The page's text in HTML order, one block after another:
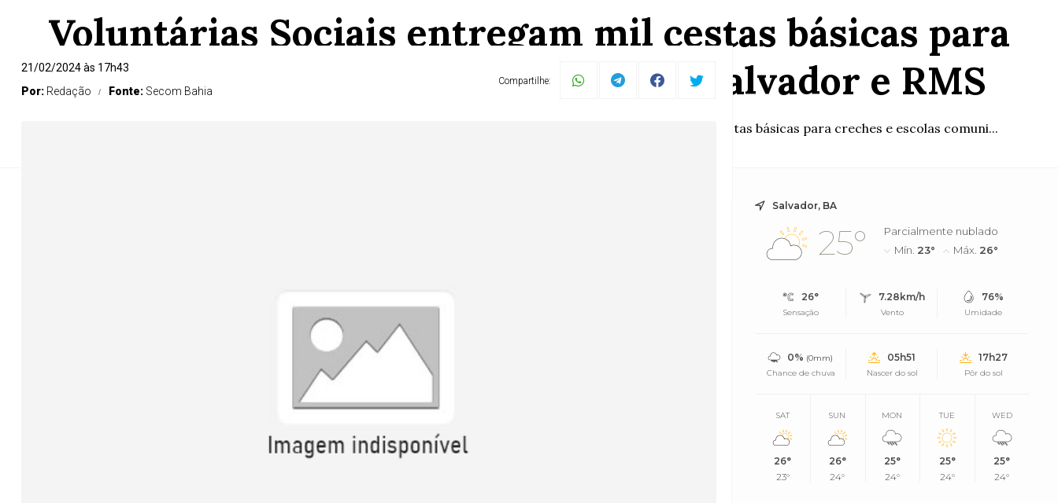
Voluntárias Sociais entregam mil cestas básicas para
creches e escolas comunitárias de Salvador e RMS
A ação foi realizada em parceria com o Programa Bahia Sem Fome O post Voluntárias Sociais entregam mil cestas básicas para creches e escolas comuni...
21/02/2024 às 17h43
Por: Redação Fonte: Secom Bahia
Compartilhe:
Salvador, BA
25°
Parcialmente nublado
Mín. 23° Máx. 26°
26°
Sensação
7.28km/h
Vento
76%
Umidade
0% (0mm)
Chance de chuva
05h51
Nascer do sol
17h27
Pôr do sol
SAT
26°
23°
SUN
26°
24°
MON
25°
24°
TUE
25°
24°
WED
25°
24°